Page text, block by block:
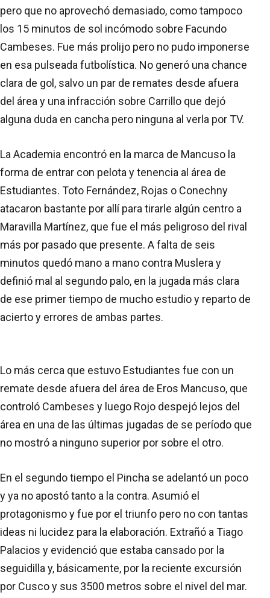
pero que no aprovechó demasiado, como tampoco
los 15 minutos de sol incómodo sobre Facundo
Cambeses. Fue más prolijo pero no pudo imponerse
en esa pulseada futbolística. No generó una chance
clara de gol, salvo un par de remates desde afuera
del área y una infracción sobre Carrillo que dejó
alguna duda en cancha pero ninguna al verla por TV.
La Academia encontró en la marca de Mancuso la
forma de entrar con pelota y tenencia al área de
Estudiantes. Toto Fernández, Rojas o Conechny
atacaron bastante por allí para tirarle algún centro a
Maravilla Martínez, que fue el más peligroso del rival
más por pasado que presente. A falta de seis
minutos quedó mano a mano contra Muslera y
definió mal al segundo palo, en la jugada más clara
de ese primer tiempo de mucho estudio y reparto de
acierto y errores de ambas partes.
Lo más cerca que estuvo Estudiantes fue con un
remate desde afuera del área de Eros Mancuso, que
controló Cambeses y luego Rojo despejó lejos del
área en una de las últimas jugadas de se período que
no mostró a ninguno superior por sobre el otro.
En el segundo tiempo el Pincha se adelantó un poco
y ya no apostó tanto a la contra. Asumió el
protagonismo y fue por el triunfo pero no con tantas
ideas ni lucidez para la elaboración. Extrañó a Tiago
Palacios y evidenció que estaba cansado por la
seguidilla y, básicamente, por la reciente excursión
por Cusco y sus 3500 metros sobre el nivel del mar.